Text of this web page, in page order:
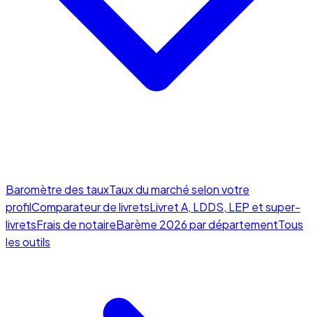
Baromètre des tauxTaux du marché selon votre
profilComparateur de livretsLivret A, LDDS, LEP et super-
livretsFrais de notaireBarème 2026 par départementTous
les outils